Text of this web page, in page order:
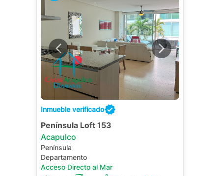
Inmueble verificado
Península Loft 153
Acapulco
Península
Departamento
Acceso Directo al Mar